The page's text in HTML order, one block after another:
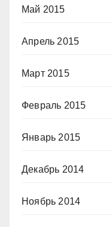
Май 2015
Апрель 2015
Март 2015
Февраль 2015
Январь 2015
Декабрь 2014
Ноябрь 2014